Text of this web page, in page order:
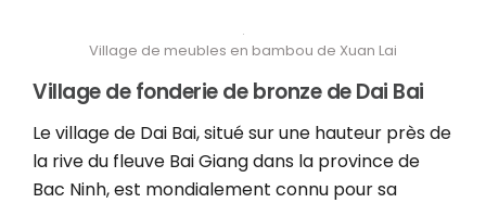
Village de meubles en bambou de Xuan Lai
Village de fonderie de bronze de Dai Bai
Le village de Dai Bai, situé sur une hauteur près de
la rive du fleuve Bai Giang dans la province de
Bac Ninh, est mondialement connu pour sa